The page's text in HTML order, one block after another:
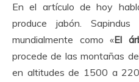
enero,
2017
En el artículo de hoy
produce jabón. Sapindus
mundialmente como «El
procede de las montañas
en altitudes de 1500 a